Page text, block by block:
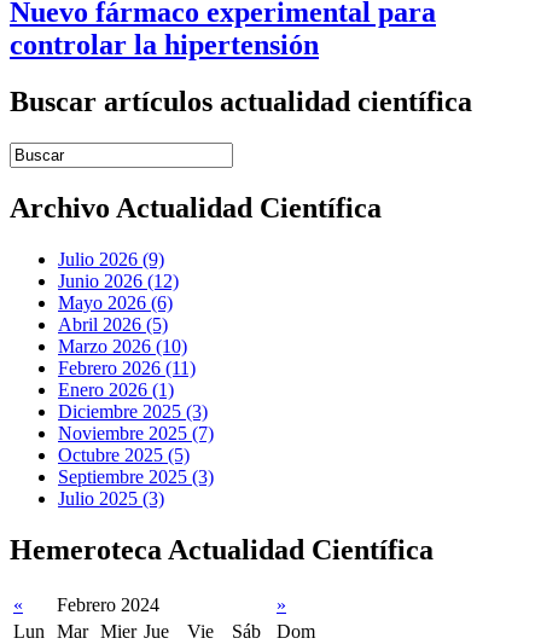
Nuevo fármaco experimental para
controlar la hipertensión
Buscar artículos actualidad científica
Introduce términos de búsqueda
Archivo Actualidad Científica
Julio 2026 (9)
Junio 2026 (12)
Mayo 2026 (6)
Abril 2026 (5)
Marzo 2026 (10)
Febrero 2026 (11)
Enero 2026 (1)
Diciembre 2025 (3)
Noviembre 2025 (7)
Octubre 2025 (5)
Septiembre 2025 (3)
Julio 2025 (3)
Hemeroteca Actualidad Científica
« Febrero 2024
»
Lun
Mar Mier Jue Vie Sáb
Dom